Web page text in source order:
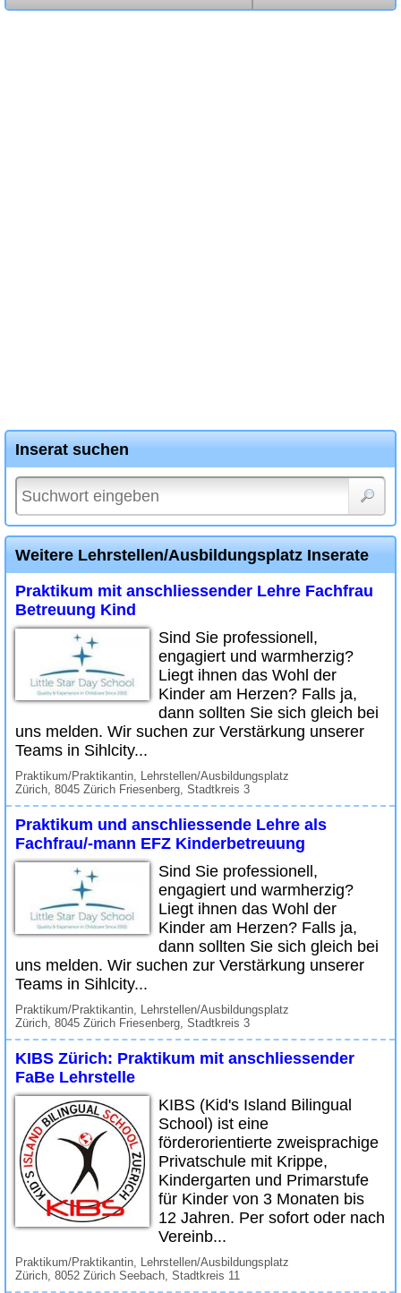
Inserat suchen
Weitere Lehrstellen/Ausbildungsplatz Inserate
Praktikum mit anschliessender Lehre Fachfrau
Betreuung Kind
Sind Sie professionell,
engagiert und warmherzig?
Liegt ihnen das Wohl der
Kinder am Herzen? Falls ja,
dann sollten Sie sich gleich bei
uns melden. Wir suchen zur Verstärkung unserer
Teams in Sihlcity...
Praktikum/Praktikantin, Lehrstellen/Ausbildungsplatz
Zürich, 8045 Zürich Friesenberg, Stadtkreis 3
Praktikum und anschliessende Lehre als
Fachfrau/-mann EFZ Kinderbetreuung
Sind Sie professionell,
engagiert und warmherzig?
Liegt ihnen das Wohl der
Kinder am Herzen? Falls ja,
dann sollten Sie sich gleich bei
uns melden. Wir suchen zur Verstärkung unserer
Teams in Sihlcity...
Praktikum/Praktikantin, Lehrstellen/Ausbildungsplatz
Zürich, 8045 Zürich Friesenberg, Stadtkreis 3
KIBS Zürich: Praktikum mit anschliessender
FaBe Lehrstelle
KIBS (Kid's Island Bilingual
School) ist eine
förderorientierte zweisprachige
Privatschule mit Krippe,
Kindergarten und Primarstufe
für Kinder von 3 Monaten bis
12 Jahren. Per sofort oder nach
Vereinb...
Praktikum/Praktikantin, Lehrstellen/Ausbildungsplatz
Zürich, 8052 Zürich Seebach, Stadtkreis 11